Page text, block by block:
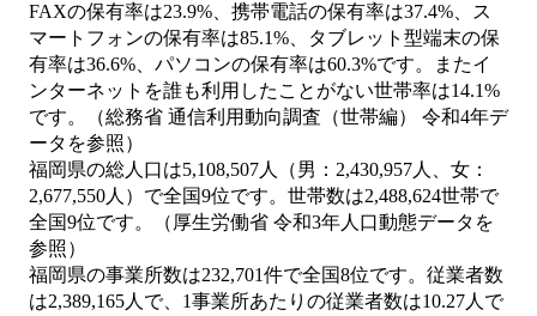
FAXの保有率は23.9%、携帯電話の保有率は37.4%、ス
マートフォンの保有率は85.1%、タブレット型端末の保
有率は36.6%、パソコンの保有率は60.3%です。またイ
ンターネットを誰も利用したことがない世帯率は14.1%
です。（総務省 通信利用動向調査（世帯編） 令和4年デ
ータを参照）
福岡県の総人口は5,108,507人（男：2,430,957人、女：
2,677,550人）で全国9位です。世帯数は2,488,624世帯で
全国9位です。（厚生労働省 令和3年人口動態データを
参照）
福岡県の事業所数は232,701件で全国8位です。従業者数
は2,389,165人で、1事業所あたりの従業者数は10.27人で